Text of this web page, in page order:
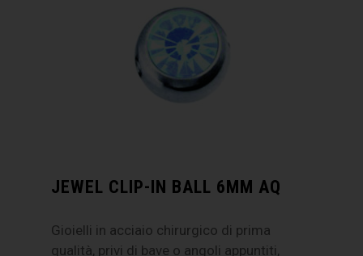
JEWEL CLIP-IN BALL 6MM AQ
Gioielli in acciaio chirurgico di prima
qualità, privi di bave o angoli appuntiti,